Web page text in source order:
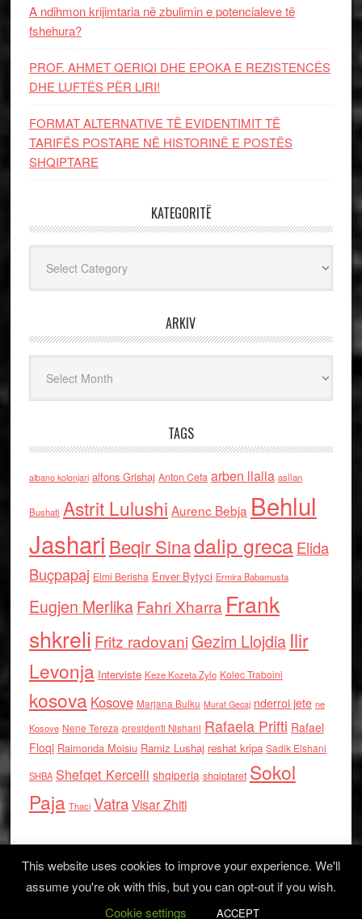
A ndihmon krijimtaria në zbulimin e potencialeve të
fshehura?
PROF. AHMET QERIQI DHE EPOKA E REZISTENCЁS
DHE LUFTЁS PЁR LIRI!
FORMAT ALTERNATIVE TË EVIDENTIMIT TË
TARIFËS POSTARE NË HISTORINË E POSTËS
SHQIPTARE
KATEGORITË
ARKIV
TAGS
albano kolonjari alfons Grishaj Anton Cefa arben llalla asllan
Bushati Astrit Lulushi Aurenc Bebja Behlul
Jashari Beqir Sinadalip grecaElida
Buçpapaj Elmi Berisha Enver Bytyci Ermira Babamusta
Eugjen MerlikaFahri Xharra Frank
shkreli Fritz radovaniGezim Llojdia Ilir
Levonja Interviste Keze Kozeta Zylo Kolec Traboini
kosova Kosove Marjana Bulku Murat Gecaj nderroi jete ne
Kosove Nene Tereza presidenti Nishani Rafaela Prifti Rafael
Floqi Raimonda Moisiu Ramiz Lushaj reshat kripa Sadik Elshani
SHBA Shefqet Kercelli shqiperia shqiptaret Sokol
Paja Thaci VatraVisar Zhiti
Log in
This website uses cookies to improve your experience. We'll
assume you're ok with this, but you can opt-out if you wish.
Cookie settings
ACCEPT